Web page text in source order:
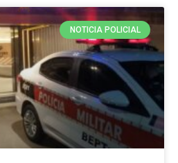
NOTICIA POLICIAL